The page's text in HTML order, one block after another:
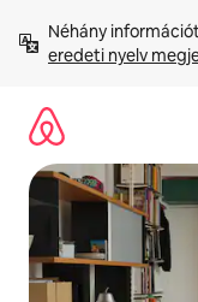
tartalomra
Néhány
eredeti nyelv